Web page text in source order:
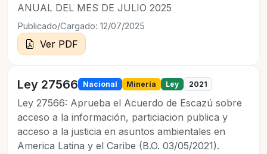
ANUAL DEL MES DE JULIO 2025
Publicado/Cargado: 12/07/2025
Ver PDF
Ley 27566 Nacional Minería Ley 2021
Ley 27566: Aprueba el Acuerdo de Escazú sobre
acceso a la información, particiacion publica y
acceso a la justicia en asuntos ambientales en
America Latina y el Caribe (B.O. 03/05/2021).